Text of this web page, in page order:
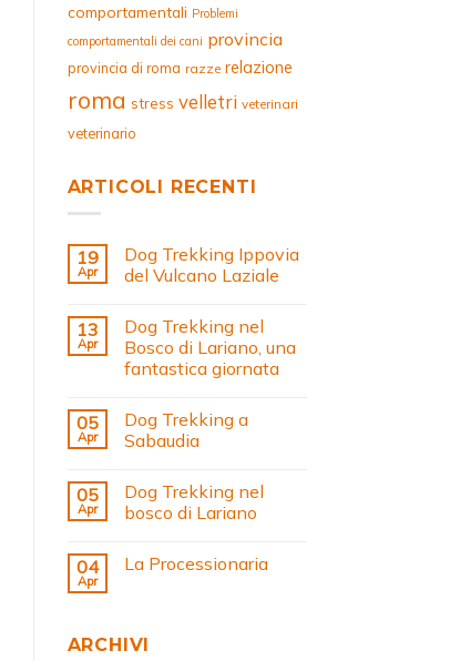
comportamentali Problemi
comportamentali dei cani provincia
provincia di roma razze relazione
roma stress velletri veterinari
veterinario
ARTICOLI RECENTI
19
Apr
Dog Trekking Ippovia
del Vulcano Laziale
13
Apr
Dog Trekking nel
Bosco di Lariano, una
fantastica giornata
05
Apr
Dog Trekking a
Sabaudia
05
Apr
Dog Trekking nel
bosco di Lariano
04
Apr
La Processionaria
ARCHIVI